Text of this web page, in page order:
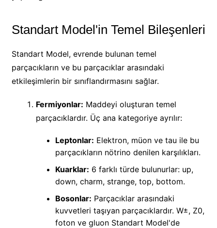
Standart Model'in Temel Bileşenleri
Standart Model, evrende bulunan temel
parçacıkların ve bu parçacıklar arasındaki
etkileşimlerin bir sınıflandırmasını sağlar.
Fermiyonlar: Maddeyi oluşturan temel
parçacıklardır. Üç ana kategoriye ayrılır:
Leptonlar: Elektron, müon ve tau ile bu
parçacıkların nötrino denilen karşılıkları.
Kuarklar: 6 farklı türde bulunurlar: up,
down, charm, strange, top, bottom.
Bosonlar: Parçacıklar arasındaki
kuvvetleri taşıyan parçacıklardır. W±, Z0,
foton ve gluon Standart Model'de